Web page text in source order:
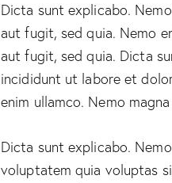
Dicta sunt explicabo.
aut fugit, sed quia. Nemo
aut fugit, sed quia. Dicta
incididunt ut labore et
enim ullamco. Nemo
Dicta sunt explicabo.
voluptatem quia voluptas